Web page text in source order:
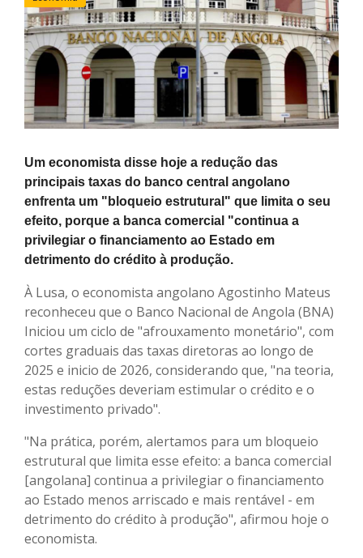
Um economista disse hoje a redução das
principais taxas do banco central angolano
enfrenta um "bloqueio estrutural" que limita o seu
efeito, porque a banca comercial "continua a
privilegiar o financiamento ao Estado em
detrimento do crédito à produção.
À Lusa, o economista angolano Agostinho Mateus
reconheceu que o Banco Nacional de Angola (BNA)
Iniciou um ciclo de "afrouxamento monetário", com
cortes graduais das taxas diretoras ao longo de
2025 e inicio de 2026, considerando que, "na teoria,
estas reduções deveriam estimular o crédito e o
investimento privado".
"Na prática, porém, alertamos para um bloqueio
estrutural que limita esse efeito: a banca comercial
[angolana] continua a privilegiar o financiamento
ao Estado menos arriscado e mais rentável - em
detrimento do crédito à produção", afirmou hoje o
economista.